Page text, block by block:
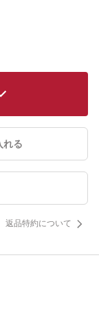
れる
返品特約について